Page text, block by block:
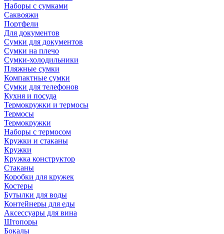
Наборы с сумками
Саквояжи
Портфели
Для документов
Сумки для документов
Сумки на плечо
Сумки-холодильники
Пляжные сумки
Компактные сумки
Сумки для телефонов
Кухня и посуда
Термокружки и термосы
Термосы
Термокружки
Наборы с термосом
Кружки и стаканы
Кружки
Кружка конструктор
Стаканы
Коробки для кружек
Костеры
Бутылки для воды
Контейнеры для еды
Аксессуары для вина
Штопоры
Бокалы